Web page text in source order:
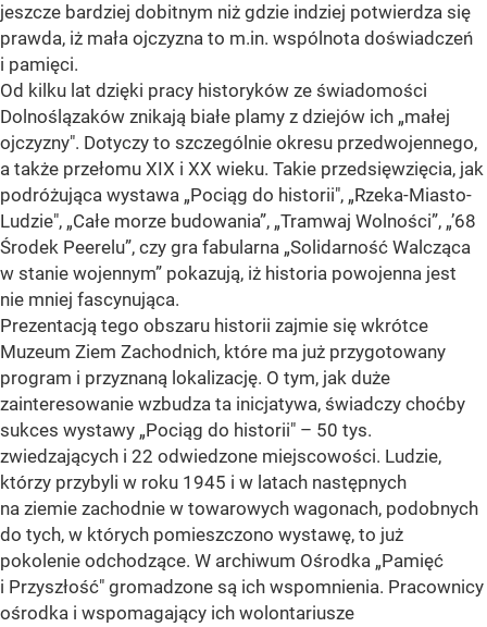
jeszcze bardziej dobitnym niż gdzie indziej potwierdza się
prawda, iż mała ojczyzna to m.in. wspólnota doświadczeń
i pamięci.
Od kilku lat dzięki pracy historyków ze świadomości
Dolnoślązaków znikają białe plamy z dziejów ich „małej
ojczyzny". Dotyczy to szczególnie okresu przedwojennego,
a także przełomu XIX i XX wieku. Takie przedsięwzięcia, jak
podróżująca wystawa „Pociąg do historii", „Rzeka-Miasto-
Ludzie", „Całe morze budowania”, „Tramwaj Wolności”, „’68
Środek Peerelu”, czy gra fabularna „Solidarność Walcząca
w stanie wojennym” pokazują, iż historia powojenna jest
nie mniej fascynująca.
Prezentacją tego obszaru historii zajmie się wkrótce
Muzeum Ziem Zachodnich, które ma już przygotowany
program i przyznaną lokalizację. O tym, jak duże
zainteresowanie wzbudza ta inicjatywa, świadczy choćby
sukces wystawy „Pociąg do historii" – 50 tys.
zwiedzających i 22 odwiedzone miejscowości. Ludzie,
którzy przybyli w roku 1945 i w latach następnych
na ziemie zachodnie w towarowych wagonach, podobnych
do tych, w których pomieszczono wystawę, to już
pokolenie odchodzące. W archiwum Ośrodka „Pamięć
i Przyszłość" gromadzone są ich wspomnienia. Pracownicy
ośrodka i wspomagający ich wolontariusze